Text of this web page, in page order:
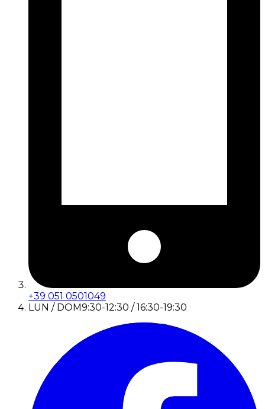
+39 051 0501049
LUN / DOM9:30-12:30 / 16:30-19:30